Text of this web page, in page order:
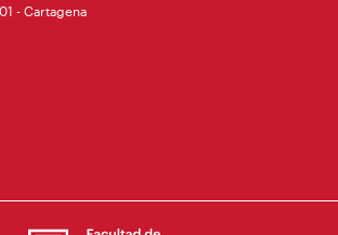
- Cartagena